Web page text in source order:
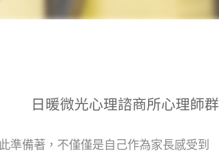
日暖微光心理諮商所心理師群
準備著，不僅僅是自己作為家長感受到